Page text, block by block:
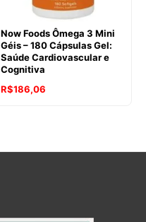
Now Foods Ômega 3 Mini
Géis – 180 Cápsulas Gel:
Saúde Cardiovascular e
Cognitiva
R$186,06